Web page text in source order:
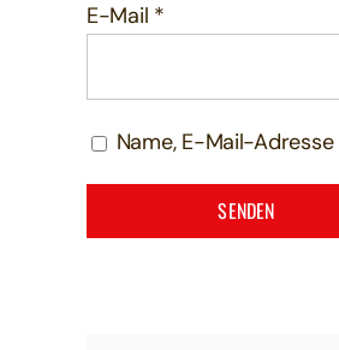
E-Mail *
Name, E-Mail-